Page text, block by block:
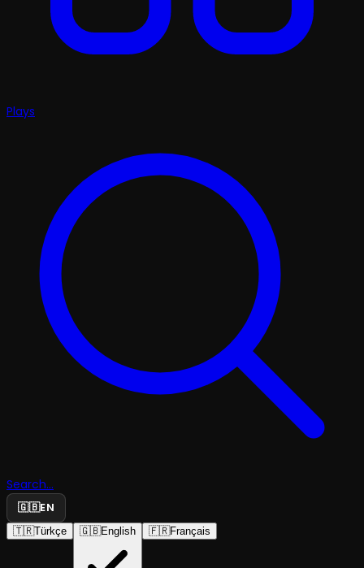
Plays
Search...
🇬🇧EN
🇹🇷Türkçe 🇬🇧English 🇫🇷Français